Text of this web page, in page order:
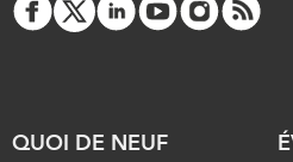
QUOI DE NEUF